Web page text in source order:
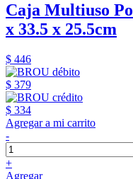
Caja Multiuso
x 33.5 x 25.5cm
$ 446
$ 379
$ 334
Agregar a mi carrito
-
+
Agregar